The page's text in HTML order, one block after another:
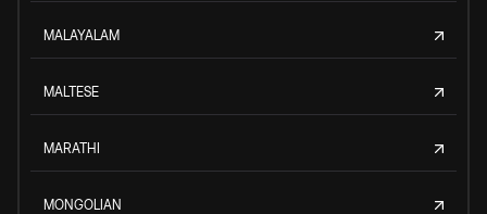
MALAYALAM
MALTESE
MARATHI
MONGOLIAN